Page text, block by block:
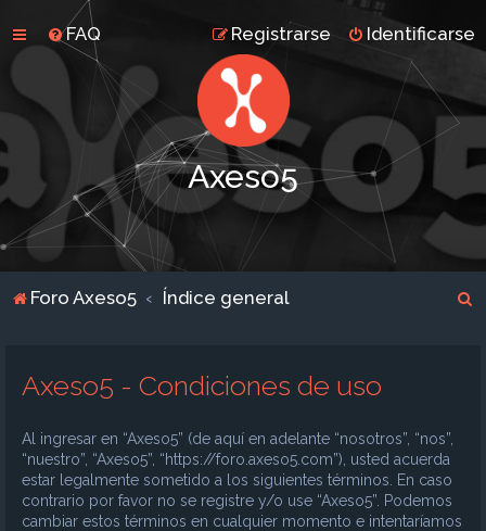
FAQ Identificarse
Registrarse
Axeso5
Foro Axeso5 Índice general
Axeso5 - Condiciones de uso
Al ingresar en “Axeso5” (de aquí en adelante “nosotros”, “nos”,
“nuestro”, “Axeso5”, “https://foro.axeso5.com”), usted acuerda
estar legalmente sometido a los siguientes términos. En caso
contrario por favor no se registre y/o use “Axeso5”. Podemos
cambiar estos términos en cualquier momento e intentaríamos